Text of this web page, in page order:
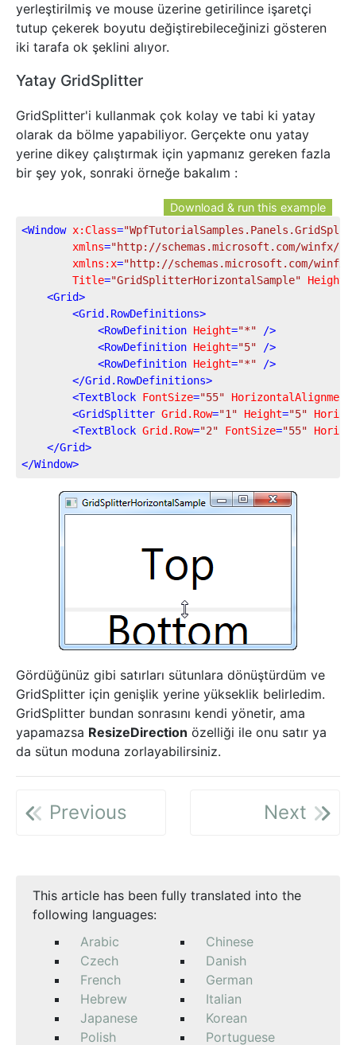
yerleştirilmiş ve mouse üzerine getirilince işaretçi
tutup çekerek boyutu değiştirebileceğinizi gösteren
iki tarafa ok şeklini alıyor.
Yatay GridSplitter
GridSplitter'i kullanmak çok kolay ve tabi ki yatay
olarak da bölme yapabiliyor. Gerçekte onu yatay
yerine dikey çalıştırmak için yapmanız gereken fazla
bir şey yok, sonraki örneğe bakalım :
Download & run this example
<Window x:Class=
xmlns="http://schemas.microsoft.com/winfx/
xmlns:x="http://schemas.microsoft.com/winfx/
Title="GridSplitterHorizontalSample" Height
<Grid>
<Grid.RowDefinitions>
<RowDefinition Height="*" />
<RowDefinition Height="5" />
<RowDefinition Height="*" />
</Grid.RowDefinitions>
<TextBlock FontSize="55" HorizontalAlignment
<GridSplitter Grid.Row="1" Height="5"
<TextBlock Grid.Row="2" FontSize="55"
</Grid>
</Window>
Gördüğünüz gibi satırları sütunlara dönüştürdüm ve
GridSplitter için genişlik yerine yükseklik belirledim.
GridSplitter bundan sonrasını kendi yönetir, ama
yapamazsa ResizeDirection özelliği ile onu satır ya
da sütun moduna zorlayabilirsiniz.
Previous Next
This article has been fully translated into the
following languages:
Arabic
Chinese
Czech
Danish
French
German
Hebrew
Italian
Japanese
Korean
Polish
Portuguese